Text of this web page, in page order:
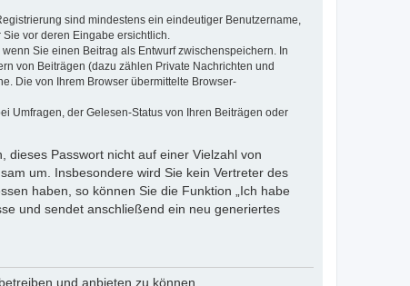
sind mindestens ein eindeutiger Benutzername,
vor deren Eingabe ersichtlich.
Sie einen Beitrag als Entwurf zwischenspeichern. In
von Beiträgen (dazu zählen Private Nachrichten und
Die von Ihrem Browser übermittelte Browser-
Umfragen, der Gelesen-Status von Ihren Beiträgen oder
dieses Passwort nicht auf einer Vielzahl von
um. Insbesondere wird Sie kein Vertreter des
haben, so können Sie die Funktion „Ich habe
und sendet anschließend ein neu generiertes
und anbieten zu können.